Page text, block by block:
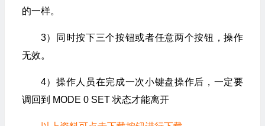
的一样。
3）同时按下三个按钮或者任意两个按钮，操作
无效。
4）操作人员在完成一次小键盘操作后，一定要
调回到 MODE 0 SET 状态才能离开